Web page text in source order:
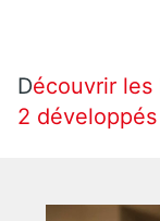
Découvrir les
2